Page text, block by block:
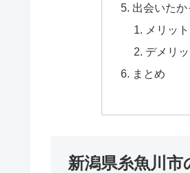
出会いた
メリット
デメリッ
まとめ
新潟県糸魚川